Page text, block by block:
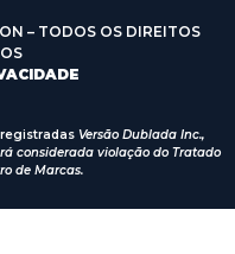
– TODOS OS DIREITOS
Versão Dublada Inc.,
considerada violação do Tratado
de Marcas.